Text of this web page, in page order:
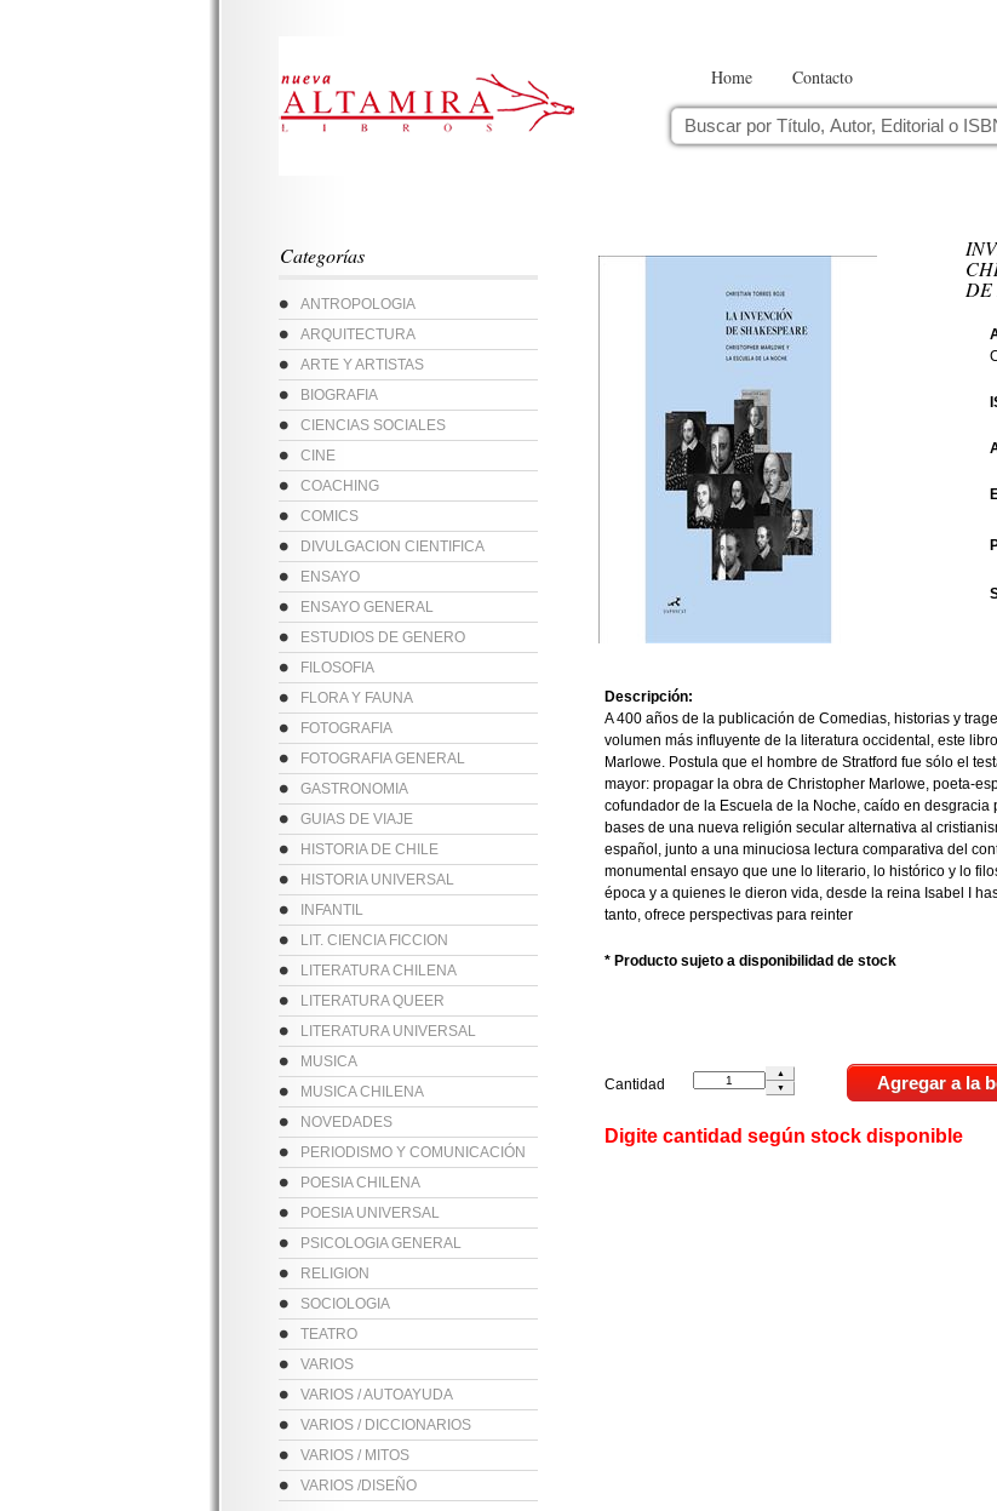
Home Contacto
Categorías
ANTROPOLOGIA
ARQUITECTURA
ARTE Y ARTISTAS
BIOGRAFIA
CIENCIAS SOCIALES
CINE
COACHING
COMICS
DIVULGACION CIENTIFICA
ENSAYO
ENSAYO GENERAL
ESTUDIOS DE GENERO
FILOSOFIA
FLORA Y FAUNA
FOTOGRAFIA
FOTOGRAFIA GENERAL
GASTRONOMIA
GUIAS DE VIAJE
HISTORIA DE CHILE
HISTORIA UNIVERSAL
INFANTIL
LIT. CIENCIA FICCION
LITERATURA CHILENA
LITERATURA QUEER
LITERATURA UNIVERSAL
MUSICA
MUSICA CHILENA
NOVEDADES
PERIODISMO Y COMUNICACIÓN
POESIA CHILENA
POESIA UNIVERSAL
PSICOLOGIA GENERAL
RELIGION
SOCIOLOGIA
TEATRO
VARIOS
VARIOS / AUTOAYUDA
VARIOS / DICCIONARIOS
VARIOS / MITOS
VARIOS /DISEÑO
Descripción:
A 400 años de la publicación de Comedias, historias y
volumen más influyente de la literatura occidental, este
Marlowe. Postula que el hombre de Stratford fue sólo el
mayor: propagar la obra de Christopher Marlowe, poeta-
cofundador de la Escuela de la Noche, caído en
bases de una nueva religión secular alternativa al
español, junto a una minuciosa lectura comparativa del
monumental ensayo que une lo literario, lo histórico y lo
época y a quienes le dieron vida, desde la reina Isabel I
tanto, ofrece perspectivas para reinter
* Producto sujeto a disponibilidad de stock
Cantidad
Digite cantidad según stock disponible